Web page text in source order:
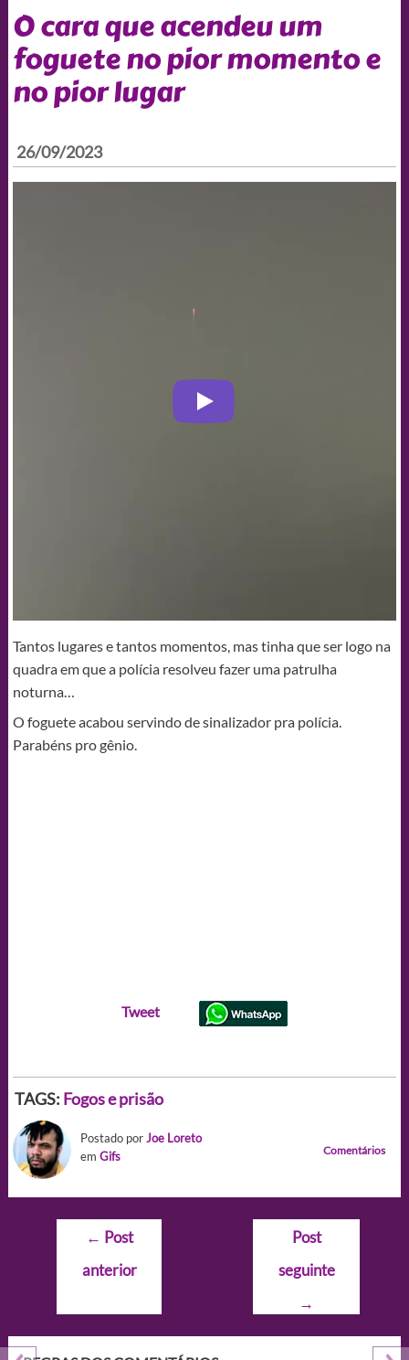
O cara que acendeu um
foguete no pior momento e
no pior lugar
26/09/2023
Tantos lugares e tantos momentos, mas tinha que ser logo na
quadra em que a polícia resolveu fazer uma patrulha
noturna…
O foguete acabou servindo de sinalizador pra polícia.
Parabéns pro gênio.
Tweet
TAGS: Fogos e prisão
Postado porJoe Loreto
em Gifs Comentários
Navegação
Post
← Post
anterior
Post
seguinte
→